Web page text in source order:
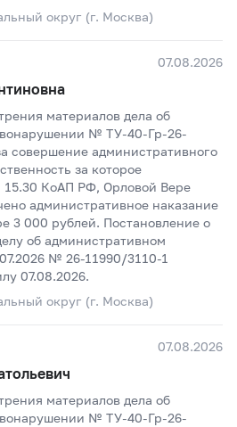
округ (г. Москва)
07.08.2026
материалов дела об
№ ТУ-40-Гр-26-
совершение административного
за которое
15.30 КоАП РФ, Орловой Вере
административное наказание
3 000 рублей. Постановление о
об административном
№ 26-11990/3110-1
07.08.2026.
округ (г. Москва)
07.08.2026
материалов дела об
№ ТУ-40-Гр-26-